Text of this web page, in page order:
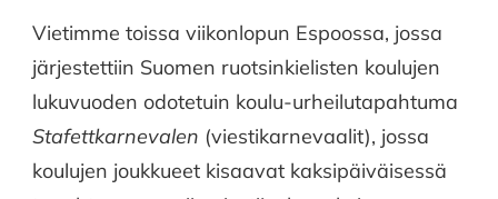
DOUBLE
–
HOTEL
SELLO,
Vietimme toissa viikonlopun Espoossa, jossa
järjestettiin Suomen ruotsinkielisten koulujen
lukuvuoden odotetuin koulu-urheilutapahtuma
Stafettkarnevalen (viestikarnevaalit), jossa
koulujen joukkueet kisaavat kaksipäiväisessä